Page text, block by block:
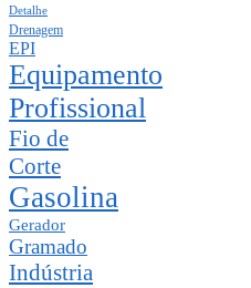
Detalhe
Drenagem
EPI
Equipamento
Profissional
Fio de
Corte
Gasolina
Gerador
Gramado
Indústria